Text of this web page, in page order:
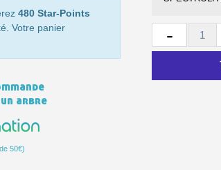
Réduction de 5€
10€ de bon
480 Star-Points
Votre panier
arbre
50€)
-